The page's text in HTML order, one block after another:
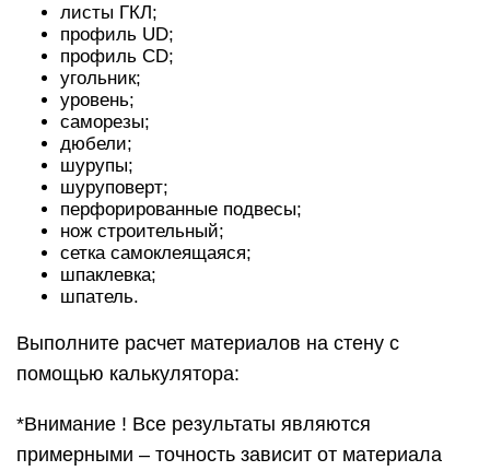
листы ГКЛ;
профиль UD;
профиль CD;
угольник;
уровень;
саморезы;
дюбели;
шурупы;
шуруповерт;
перфорированные подвесы;
нож строительный;
сетка самоклеящаяся;
шпаклевка;
шпатель.
Выполните расчет материалов на стену с
помощью калькулятора:
*Внимание ! Все результаты являются
примерными – точность зависит от материала